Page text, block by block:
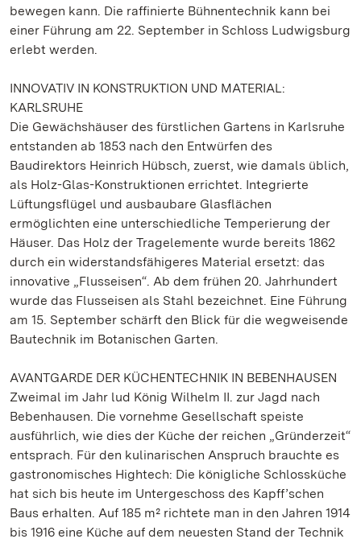
bewegen kann. Die raffinierte Bühnentechnik kann bei
einer Führung am 22. September in Schloss Ludwigsburg
erlebt werden.
INNOVATIV IN KONSTRUKTION UND MATERIAL:
KARLSRUHE
Die Gewächshäuser des fürstlichen Gartens in Karlsruhe
entstanden ab 1853 nach den Entwürfen des
Baudirektors Heinrich Hübsch, zuerst, wie damals üblich,
als Holz-Glas-Konstruktionen errichtet. Integrierte
Lüftungsflügel und ausbaubare Glasflächen
ermöglichten eine unterschiedliche Temperierung der
Häuser. Das Holz der Tragelemente wurde bereits 1862
durch ein widerstandsfähigeres Material ersetzt: das
innovative „Flusseisen“. Ab dem frühen 20. Jahrhundert
wurde das Flusseisen als Stahl bezeichnet. Eine Führung
am 15. September schärft den Blick für die wegweisende
Bautechnik im Botanischen Garten.
AVANTGARDE DER KÜCHENTECHNIK IN BEBENHAUSEN
Zweimal im Jahr lud König Wilhelm II. zur Jagd nach
Bebenhausen. Die vornehme Gesellschaft speiste
ausführlich, wie dies der Küche der reichen „Gründerzeit“
entsprach. Für den kulinarischen Anspruch brauchte es
gastronomisches Hightech: Die königliche Schlossküche
hat sich bis heute im Untergeschoss des Kapff’schen
Baus erhalten. Auf 185 m² richtete man in den Jahren 1914
bis 1916 eine Küche auf dem neuesten Stand der Technik